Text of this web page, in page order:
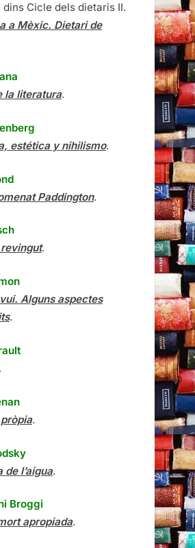
dins Cicle dels dietaris II.
a Mèxic. Dietari de
la literatura.
estética y nihilismo.
Paddington.
.
Alguns aspectes
.
.
de l’aigua.
Broggi
apropiada.